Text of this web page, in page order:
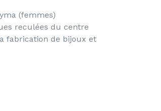
(femmes)
reculées du centre
fabrication de bijoux et